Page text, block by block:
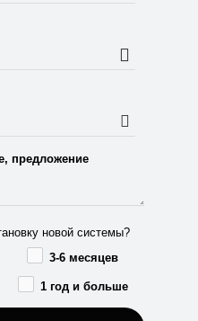
предложение
новой системы?
3-6 месяцев
1 год и больше